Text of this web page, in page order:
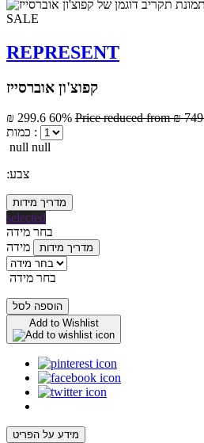
SALE
REPRESENT
קפוצ'ון אוברסייז
₪ 299.6 60% Price reduced from₪ 749
כמות :
null null
:צבע
מדריך מידות
selected
בחר מידה
מידה
מדריך מידות
בחר מידה
הוספה לסל
Add to Wishlist
מידע על הפריט